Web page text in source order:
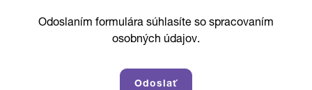
Odoslaním formulára súhlasíte so spracovaním
osobných údajov.